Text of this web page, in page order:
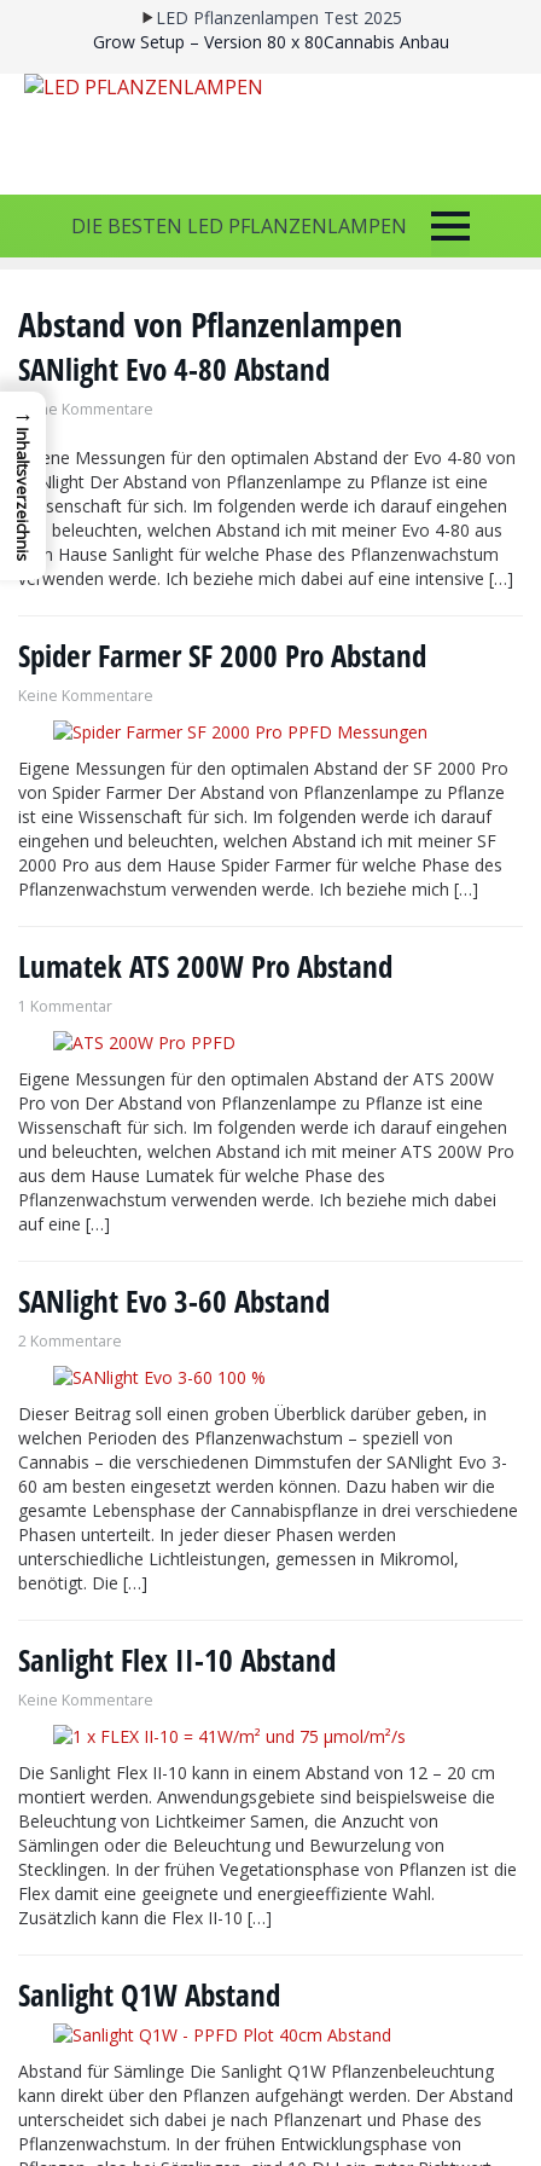
LED Pflanzenlampen Test 2025
Grow Setup – Version 80 x 80Cannabis Anbau
DIE BESTEN LED PFLANZENLAMPEN
Abstand von Pflanzenlampen
SANlight Evo 4-80 Abstand
Keine Kommentare
Eigene Messungen für den optimalen Abstand der Evo 4-80 von
SANlight Der Abstand von Pflanzenlampe zu Pflanze ist eine
Wissenschaft für sich. Im folgenden werde ich darauf eingehen
und beleuchten, welchen Abstand ich mit meiner Evo 4-80 aus
dem Hause Sanlight für welche Phase des Pflanzenwachstum
verwenden werde. Ich beziehe mich dabei auf eine intensive […]
Spider Farmer SF 2000 Pro Abstand
Keine Kommentare
Eigene Messungen für den optimalen Abstand der SF 2000 Pro
von Spider Farmer Der Abstand von Pflanzenlampe zu Pflanze
ist eine Wissenschaft für sich. Im folgenden werde ich darauf
eingehen und beleuchten, welchen Abstand ich mit meiner SF
2000 Pro aus dem Hause Spider Farmer für welche Phase des
Pflanzenwachstum verwenden werde. Ich beziehe mich […]
Lumatek ATS 200W Pro Abstand
1 Kommentar
Eigene Messungen für den optimalen Abstand der ATS 200W
Pro von Der Abstand von Pflanzenlampe zu Pflanze ist eine
Wissenschaft für sich. Im folgenden werde ich darauf eingehen
und beleuchten, welchen Abstand ich mit meiner ATS 200W Pro
aus dem Hause Lumatek für welche Phase des
Pflanzenwachstum verwenden werde. Ich beziehe mich dabei
auf eine […]
SANlight Evo 3-60 Abstand
2 Kommentare
Dieser Beitrag soll einen groben Überblick darüber geben, in
welchen Perioden des Pflanzenwachstum – speziell von
Cannabis – die verschiedenen Dimmstufen der SANlight Evo 3-
60 am besten eingesetzt werden können. Dazu haben wir die
gesamte Lebensphase der Cannabispflanze in drei verschiedene
Phasen unterteilt. In jeder dieser Phasen werden
unterschiedliche Lichtleistungen, gemessen in Mikromol,
benötigt. Die […]
Sanlight Flex II-10 Abstand
Keine Kommentare
Die Sanlight Flex II-10 kann in einem Abstand von 12 – 20 cm
montiert werden. Anwendungsgebiete sind beispielsweise die
Beleuchtung von Lichtkeimer Samen, die Anzucht von
Sämlingen oder die Beleuchtung und Bewurzelung von
Stecklingen. In der frühen Vegetationsphase von Pflanzen ist die
Flex damit eine geeignete und energieeffiziente Wahl.
Zusätzlich kann die Flex II-10 […]
Sanlight Q1W Abstand
Abstand für Sämlinge Die Sanlight Q1W Pflanzenbeleuchtung
kann direkt über den Pflanzen aufgehängt werden. Der Abstand
unterscheidet sich dabei je nach Pflanzenart und Phase des
Pflanzenwachstum. In der frühen Entwicklungsphase von
→
Inhaltsverzeichnis